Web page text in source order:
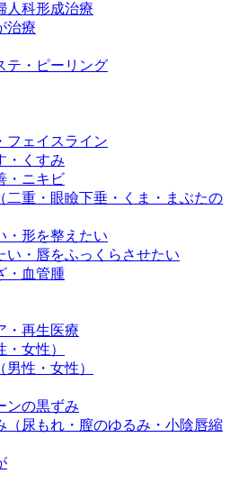
人科形成治療
治療
テ・ピーリング
フェイスライン
・くすみ
・ニキビ
二重・眼瞼下垂・くま・まぶたの
・形を整えたい
い・唇をふっくらさせたい
・血管腫
・再生医療
女性）
性・女性）
ンの黒ずみ
（尿もれ・膣のゆるみ・小陰唇縮